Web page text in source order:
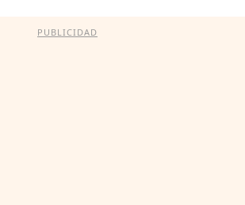
PUBLICIDAD